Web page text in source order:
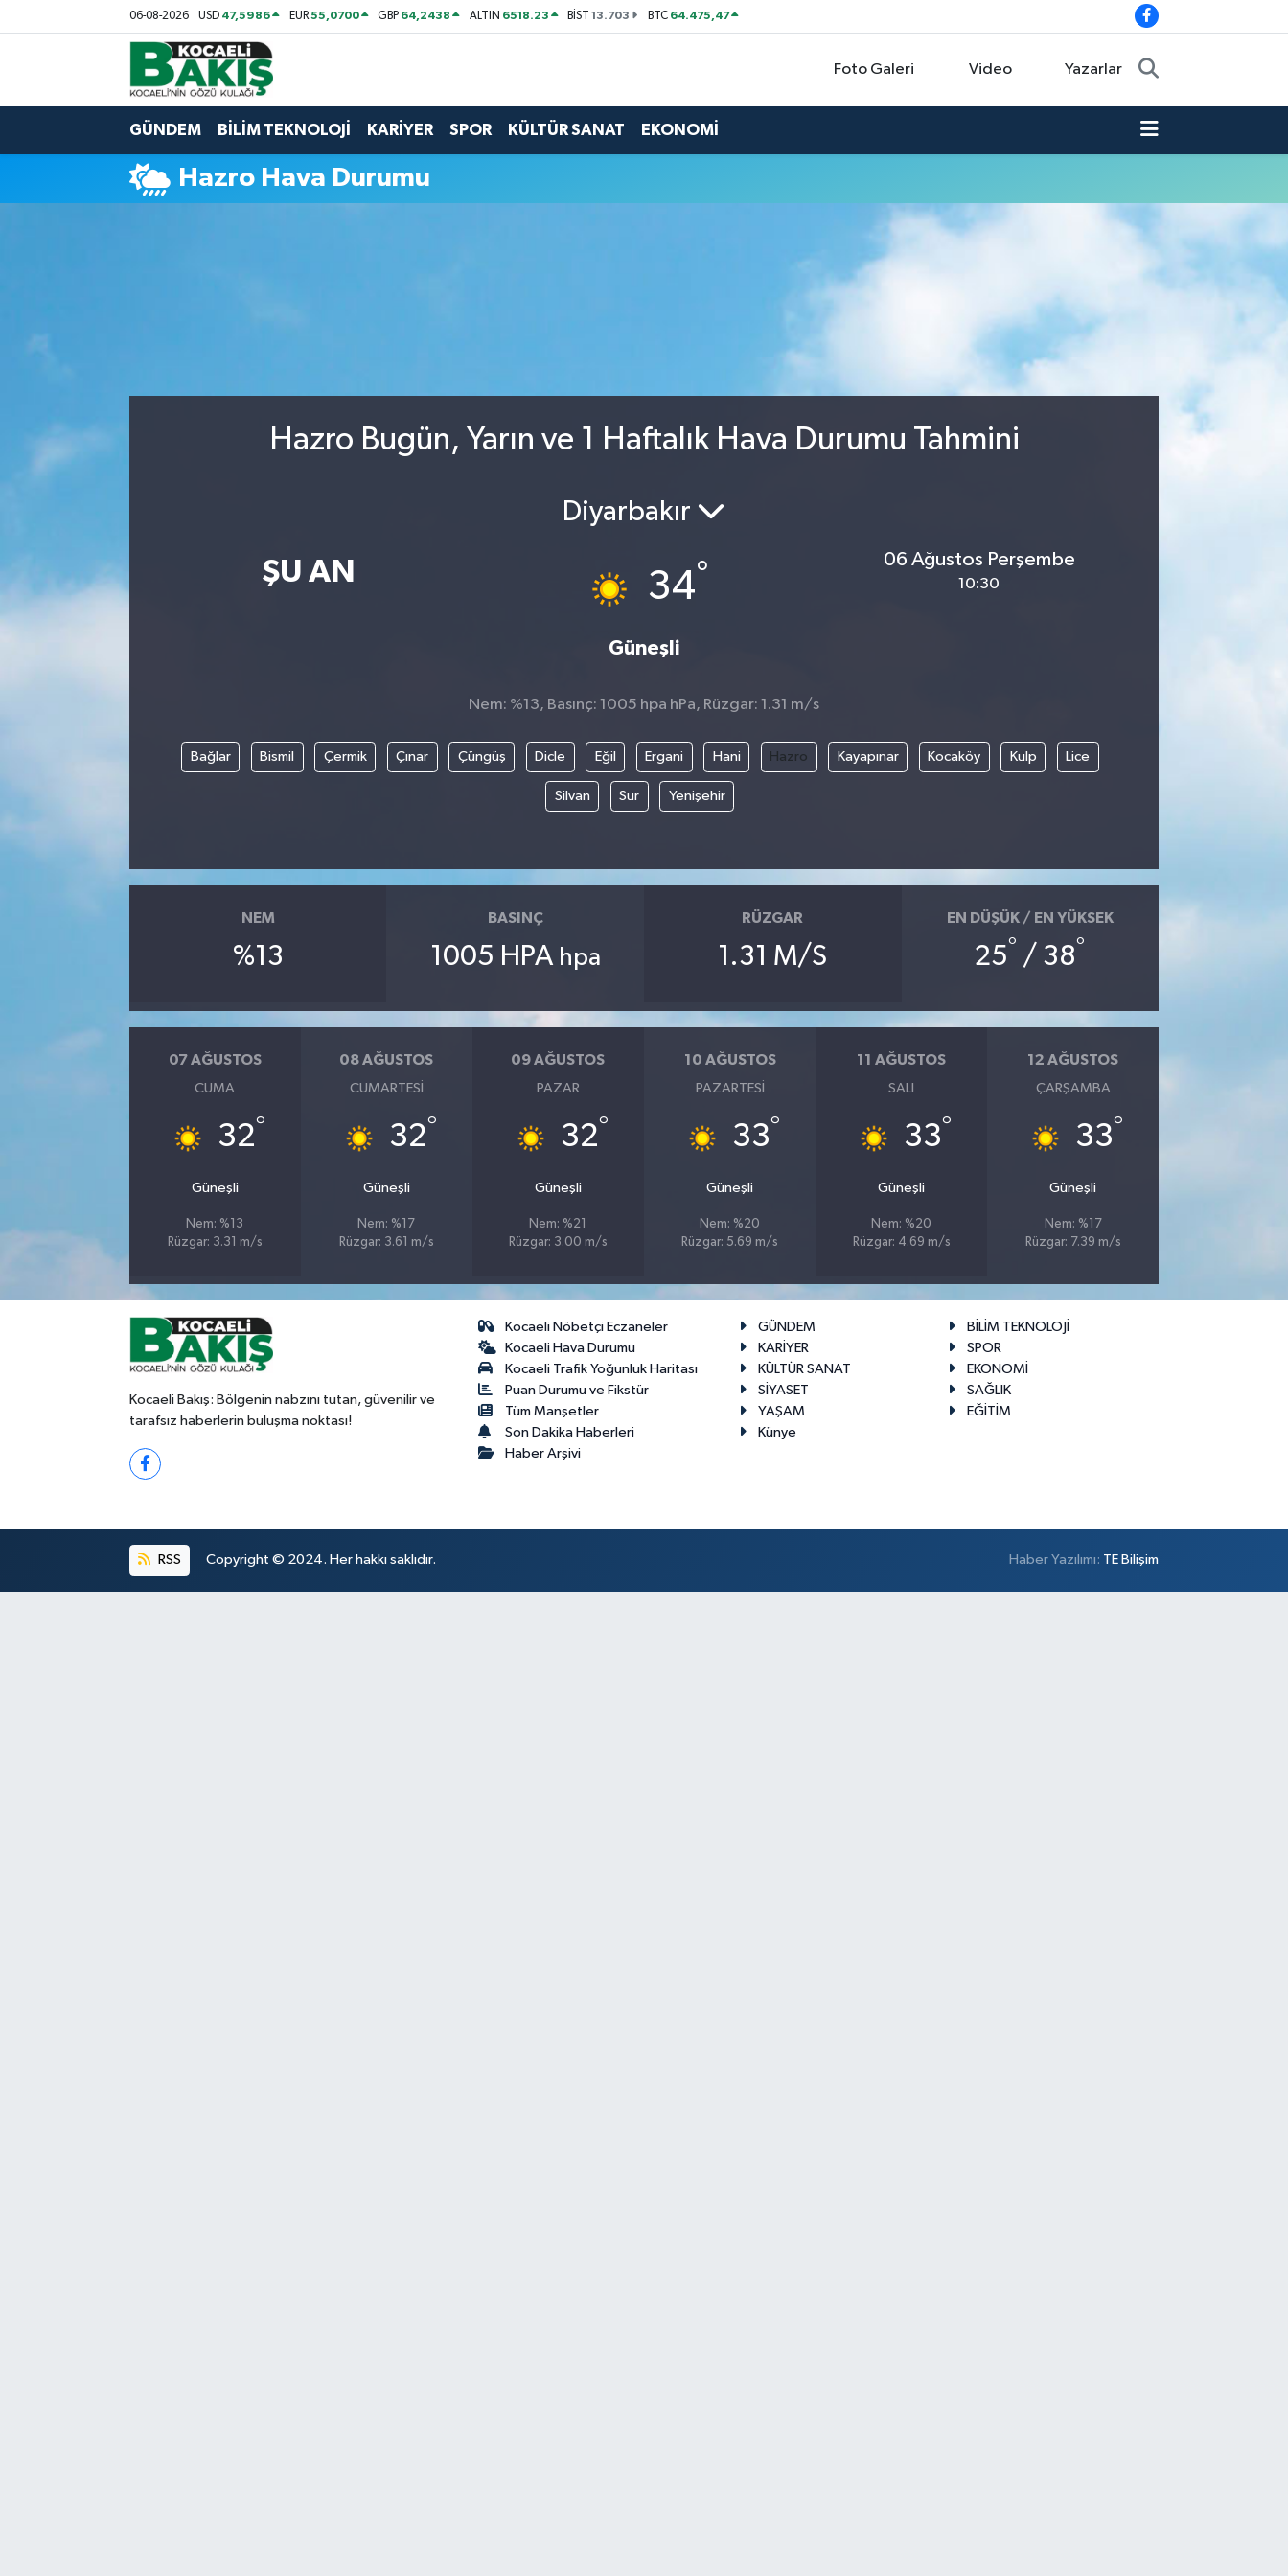
06-08-2026 USD 47,5986 EUR55,0700 GBP 64,2438 ALTIN 6518.23 BİST13.703 BTC 64.475,47
Foto Galeri Video Yazarlar
GÜNDEM BİLİM TEKNOLOJİ KARİYER SPOR KÜLTÜR SANAT EKONOMİ
Hazro Hava Durumu
Hazro Bugün, Yarın ve 1 Haftalık Hava Durumu Tahmini
ŞU AN
Diyarbakır
34°
Güneşli
06 Ağustos Perşembe
10:30
Nem: %13, Basınç: 1005 hpa hPa, Rüzgar: 1.31 m/s
Bağlar Bismil Çermik Çınar Çüngüş Dicle Eğil Ergani Hani Hazro Kayapınar Kocaköy Kulp Lice
Silvan Sur Yenişehir
NEM
%13
BASINÇ
1005 HPA hpa
RÜZGAR
1.31 M/S
EN DÜŞÜK / EN YÜKSEK
25° / 38°
07 AĞUSTOS
CUMA
32°
Güneşli
Nem: %13
Rüzgar: 3.31 m/s
08 AĞUSTOS
CUMARTESI
32°
Güneşli
Nem: %17
Rüzgar: 3.61 m/s
09 AĞUSTOS
PAZAR
32°
Güneşli
Nem: %21
Rüzgar: 3.00 m/s
10 AĞUSTOS
PAZARTESI
33°
Güneşli
Nem: %20
Rüzgar: 5.69 m/s
11 AĞUSTOS
SALI
33°
Güneşli
Nem: %20
Rüzgar: 4.69 m/s
12 AĞUSTOS
ÇARŞAMBA
33°
Güneşli
Nem: %17
Rüzgar: 7.39 m/s
Kocaeli Bakış: Bölgenin nabzını tutan, güvenilir ve
tarafsız haberlerin buluşma noktası!
Kocaeli Nöbetçi Eczaneler
Kocaeli Hava Durumu
Kocaeli Trafik Yoğunluk Haritası
Puan Durumu ve Fikstür
Tüm Manşetler
Son Dakika Haberleri
Haber Arşivi
GÜNDEM
BİLİM TEKNOLOJİ
KARİYER
SPOR
KÜLTÜR SANAT
EKONOMİ
SİYASET
SAĞLIK
YAŞAM
EĞİTİM
Künye
RSS Copyright © 2024. Her hakkı saklıdır. Haber Yazılımı: TE Bilişim
Kocaeli Nöbetçi Eczaneler
Kocaeli Hava Durumu
Kocaeli Trafik Yoğunluk Haritası